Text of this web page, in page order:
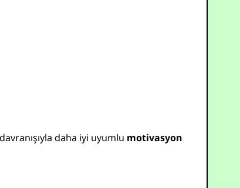
daha iyi uyumlu motivasyon